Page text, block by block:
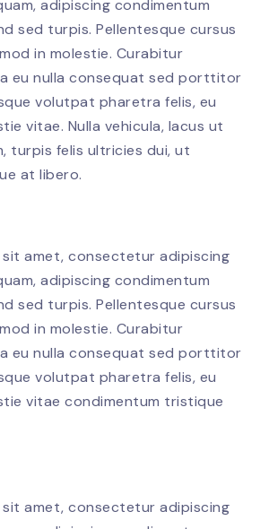
adipiscing condimentum
sed turpis. Pellentesque cursus
in molestie. Curabitur
eu nulla consequat sed porttitor
volutpat pharetra felis, eu
vitae. Nulla vehicula, lacus ut
turpis felis ultricies dui, ut
at libero.
amet, consectetur adipiscing
adipiscing condimentum
sed turpis. Pellentesque cursus
in molestie. Curabitur
eu nulla consequat sed porttitor
volutpat pharetra felis, eu
vitae condimentum tristique
amet, consectetur adipiscing